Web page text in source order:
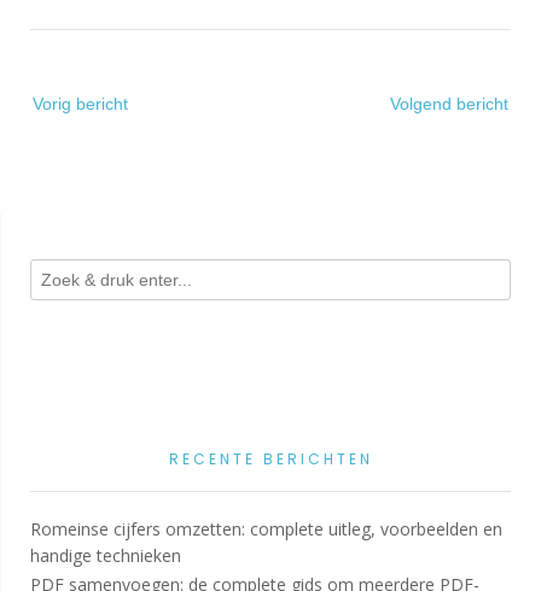
navigatie
Vorig bericht Volgend bericht
RECENTE BERICHTEN
Romeinse cijfers omzetten: complete uitleg, voorbeelden en
handige technieken
PDF samenvoegen: de complete gids om meerdere PDF-